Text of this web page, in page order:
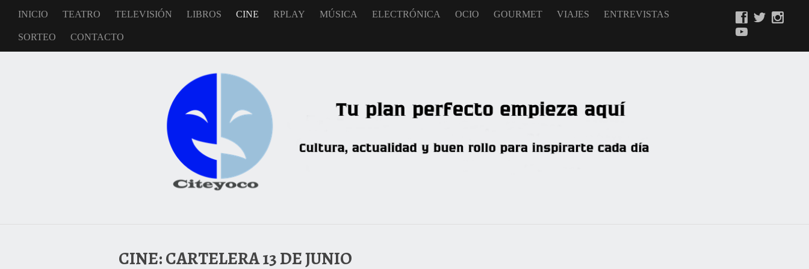
INICIO TEATRO TELEVISIÓN LIBROS CINE RPLAY MÚSICA ELECTRÓNICA OCIO GOURMET VIAJES ENTREVISTAS
SORTEO CONTACTO
CINE: CARTELERA 13 DE JUNIO